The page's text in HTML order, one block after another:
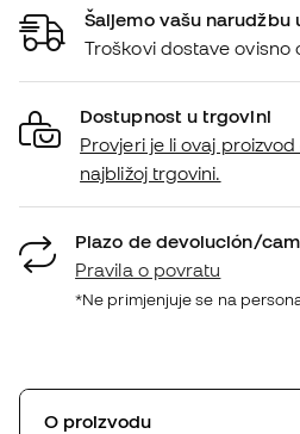
Šaljemo vašu narudžbu
Troškovi dostave ovisno
Dostupnost u trgovini
Provjeri je li ovaj
najbližoj trgovini.
Plazo de devolución/
Pravila o povratu
*Ne primjenjuje se na
O proizvodu